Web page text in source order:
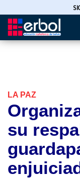
Pasar
LA PAZ
su